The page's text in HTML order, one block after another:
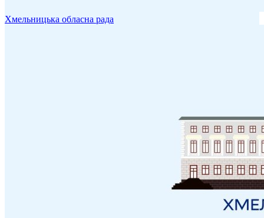
Хмельницька обласна рада